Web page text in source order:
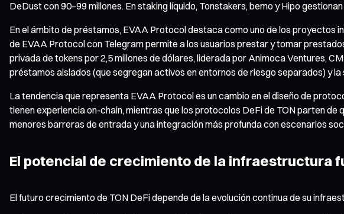
DeDust con 90–99 millones. En staking líquido, Tonstakers, bemo y Hipo
En el ámbito de préstamos, EVAA Protocol destaca como uno de los proyectos
de EVAA Protocol con Telegram permite a los usuarios prestar y tomar
privada de tokens por 2,5 millones de dólares, liderada por Animoca Ventures,
préstamos aislados (que segregan activos en entornos de riesgo separados) y
La tendencia que representa EVAA Protocol es un cambio en el diseño de
tienen experiencia on-chain, mientras que los protocolos DeFi de TON parten
menores barreras de entrada y una integración más profunda con escenarios
El potencial de crecimiento de la infraestructura
El futuro crecimiento de TON DeFi depende de la evolución continua de su